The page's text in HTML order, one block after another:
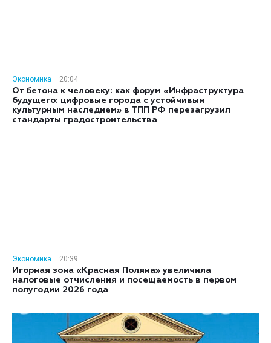
Экономика
20:04
От бетона к человеку: как форум «Инфраструктура
будущего: цифровые города с устойчивым
культурным наследием» в ТПП РФ перезагрузил
стандарты градостроительства
Экономика
20:39
Игорная зона «Красная Поляна» увеличила
налоговые отчисления и посещаемость в первом
полугодии 2026 года